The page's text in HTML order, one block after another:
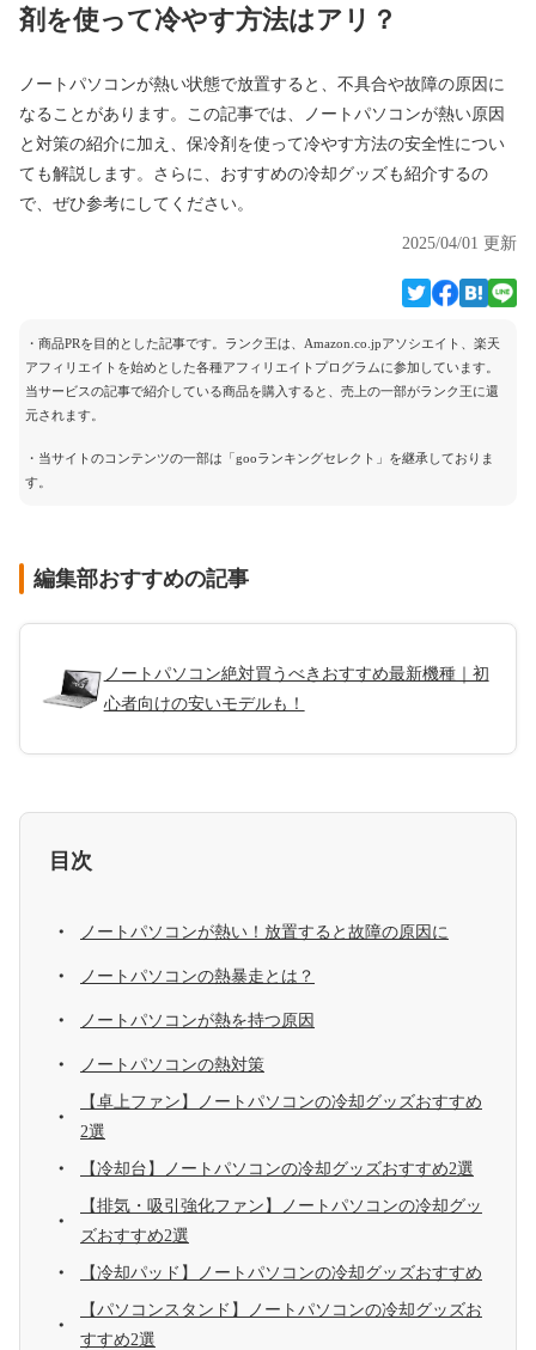
剤を使って冷やす方法はアリ？
ノートパソコンが熱い状態で放置すると、不具合や故障の原因に
なることがあります。この記事では、ノートパソコンが熱い原因
と対策の紹介に加え、保冷剤を使って冷やす方法の安全性につい
ても解説します。さらに、おすすめの冷却グッズも紹介するの
で、ぜひ参考にしてください。
2025/04/01 更新
・商品PRを目的とした記事です。ランク王は、Amazon.co.jpアソシエイト、楽天
アフィリエイトを始めとした各種アフィリエイトプログラムに参加しています。
当サービスの記事で紹介している商品を購入すると、売上の一部がランク王に還
元されます。
・当サイトのコンテンツの一部は「gooランキングセレクト」を継承しておりま
す。
編集部おすすめの記事
ノートパソコン絶対買うべきおすすめ最新機種｜初
心者向けの安いモデルも！
目次
ノートパソコンが熱い！放置すると故障の原因に
ノートパソコンの熱暴走とは？
ノートパソコンが熱を持つ原因
ノートパソコンの熱対策
【卓上ファン】ノートパソコンの冷却グッズおすすめ
2選
【冷却台】ノートパソコンの冷却グッズおすすめ2選
【排気・吸引強化ファン】ノートパソコンの冷却グッ
ズおすすめ2選
【冷却パッド】ノートパソコンの冷却グッズおすすめ
【パソコンスタンド】ノートパソコンの冷却グッズお
すすめ2選